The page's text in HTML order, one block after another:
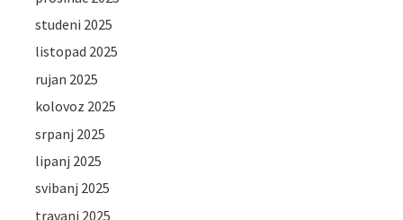
studeni 2025
listopad 2025
rujan 2025
kolovoz 2025
srpanj 2025
lipanj 2025
svibanj 2025
travanj 2025